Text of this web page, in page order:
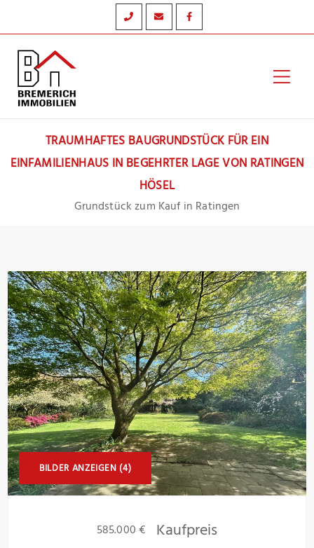
Inhalt
springen
TRAUMHAFTES BAUGRUNDSTÜCK FÜR EIN
EINFAMILIENHAUS IN BEGEHRTER LAGE VON RATINGEN
HÖSEL
Grundstück zum Kauf in Ratingen
BILDER ANZEIGEN (4)
585.000 € Kaufpreis